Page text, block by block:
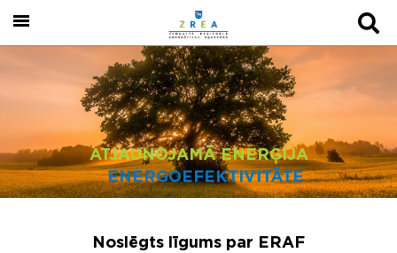
ATJAUNOJAMĀ ENERĢIJA
ENERGOEFEKTIVITĀTE
Noslēgts līgums par ERAF